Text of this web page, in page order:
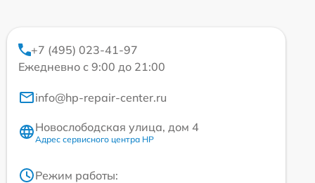
+7 (495) 023-41-97
Ежедневно с 9:00 до 21:00
info@hp-repair-center.ru
Новослободская улица, дом 4
Адрес сервисного центра HP
Режим работы: